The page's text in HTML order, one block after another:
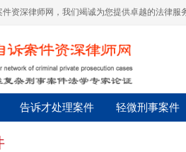
资深律师网，我们竭诚为您提供卓越的法律服
告诉才处理案件 轻微刑事案件